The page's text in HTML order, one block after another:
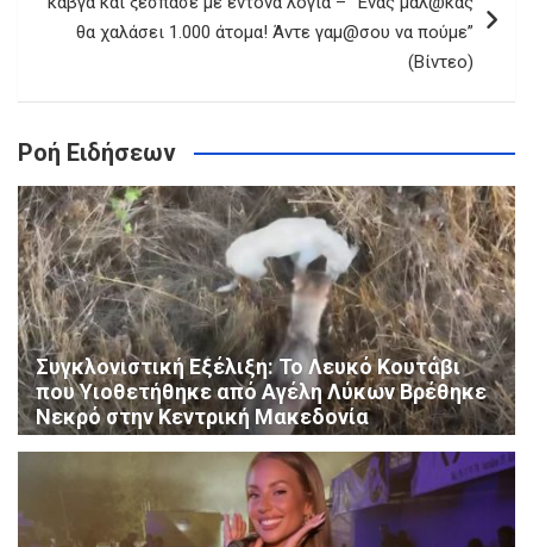
θα χαλάσει 1.000 άτομα! Άντε γαμ@σου να πούμε”
(Βίντεο)
Ροή Ειδήσεων
Συγκλονιστική Εξέλιξη: Το Λευκό Κουτάβι
που Υιοθετήθηκε από Αγέλη Λύκων Βρέθηκε
Νεκρό στην Κεντρική Μακεδονία